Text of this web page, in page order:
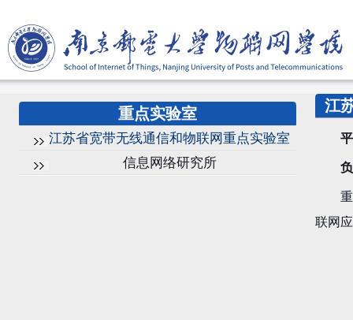
重点实验室
江苏省宽带无线通信和物联网重点实验室
信息网络研究所
江
负
重点
联网